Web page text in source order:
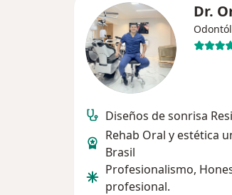
Dr.
Diseños de sonrisa
Rehab Oral y estética
Brasil
Profesionalismo,
profesional.